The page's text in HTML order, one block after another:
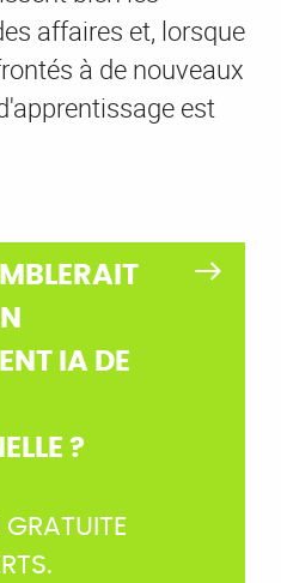
affaires et, lorsque
à de nouveaux
est
IA DE
?